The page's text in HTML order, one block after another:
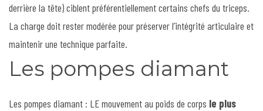
derrière la tête) ciblent préférentiellement certains chefs du triceps.
La charge doit rester modérée pour préserver l’intégrité articulaire et
maintenir une technique parfaite.
Les pompes diamant
Les pompes diamant : LE mouvement au poids de corps le plus